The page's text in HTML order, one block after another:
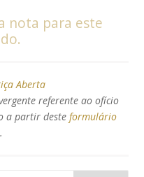
nota para este
Aberta
referente ao ofício
a partir deste formulário
.